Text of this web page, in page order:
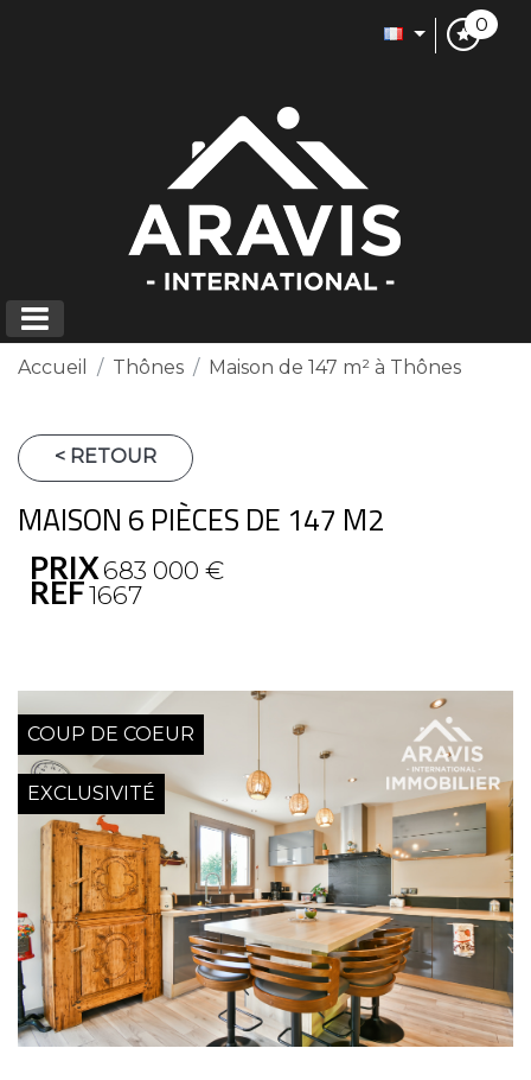
0
Accueil Thônes Maison de 147 m² à Thônes
< RETOUR
MAISON 6 PIÈCES DE 147 M2
PRIX683 000 €
REF1667
EXCLUSIVITÉ
COUP DE COEUR